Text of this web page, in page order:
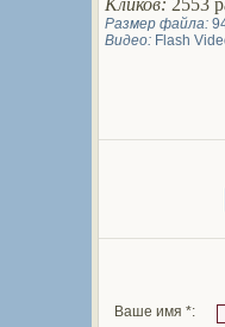
Размер файла:
Видео:Flash
Ваше имя *: